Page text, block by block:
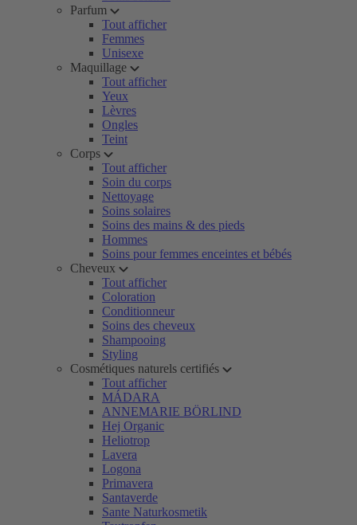
Parfum
Tout afficher
Femmes
Unisexe
Maquillage
Tout afficher
Yeux
Lèvres
Ongles
Teint
Corps
Tout afficher
Soin du corps
Nettoyage
Soins solaires
Soins des mains & des pieds
Hommes
Soins pour femmes enceintes et bébés
Cheveux
Tout afficher
Coloration
Conditionneur
Soins des cheveux
Shampooing
Styling
Cosmétiques naturels certifiés
Tout afficher
MÁDARA
ANNEMARIE BÖRLIND
Hej Organic
Heliotrop
Lavera
Logona
Primavera
Santaverde
Sante Naturkosmetik